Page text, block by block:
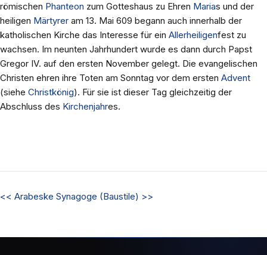
römischen Phanteon zum Gotteshaus zu Ehren Marias und der
heiligen Märtyrer am 13. Mai 609 begann auch innerhalb der
katholischen Kirche das Interesse für ein Allerheiligenfest zu
wachsen. Im neunten Jahrhundert wurde es dann durch Papst
Gregor IV. auf den ersten November gelegt. Die evangelischen
Christen ehren ihre Toten am Sonntag vor dem ersten Advent
(siehe Christkönig). Für sie ist dieser Tag gleichzeitig der
Abschluss des Kirchenjahres.
<< Arabeske Synagoge (Baustile) >>